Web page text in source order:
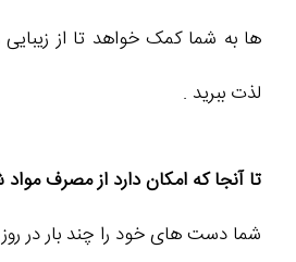
ها به شما کمک خواهد تا از
لذت ببرید .
تا آنجا که امکان دارد از مصرف
شما دست های خود را چند بار در